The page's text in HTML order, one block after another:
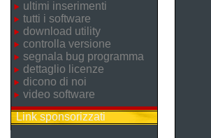
ultimi inserimenti
tutti i software
download utility
controlla versione
segnala bug programma
dettaglio licenze
dicono di noi
video software
Link sponsorizzati